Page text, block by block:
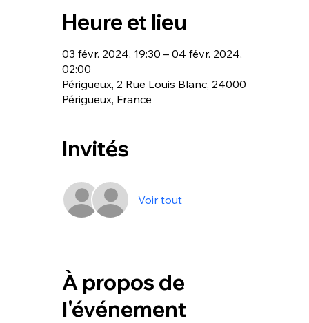
Heure et lieu
03 févr. 2024, 19:30 – 04 févr. 2024,
02:00
Périgueux, 2 Rue Louis Blanc, 24000
Périgueux, France
Invités
Voir tout
À propos de
l'événement